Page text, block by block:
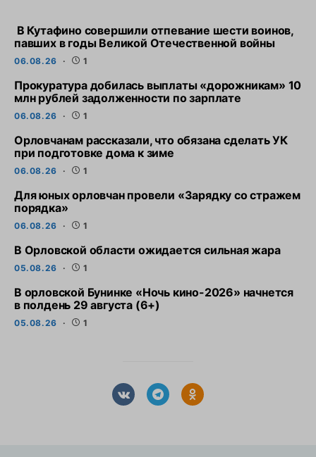
В Кутафино совершили отпевание шести воинов,
павших в годы Великой Отечественной войны
06.08.26 1
Прокуратура добилась выплаты «дорожникам» 10
млн рублей задолженности по зарплате
06.08.26 1
Орловчанам рассказали, что обязана сделать УК
при подготовке дома к зиме
06.08.26 1
Для юных орловчан провели «Зарядку со стражем
порядка»
06.08.26 1
В Орловской области ожидается сильная жара
05.08.26 1
В орловской Бунинке «Ночь кино-2026» начнется
в полдень 29 августа (6+)
05.08.26 1